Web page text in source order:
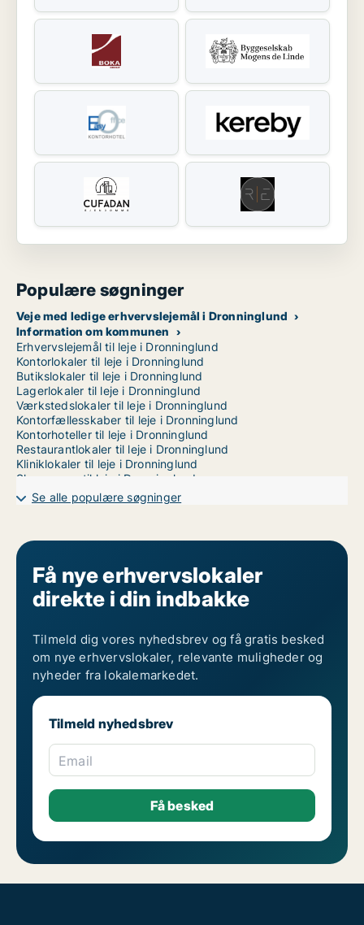
Populære søgninger
Veje med ledige erhvervslejemål i Dronninglund
Information om kommunen
Erhvervslejemål til leje i Dronninglund
Kontorlokaler til leje i Dronninglund
Butikslokaler til leje i Dronninglund
Lagerlokaler til leje i Dronninglund
Værkstedslokaler til leje i Dronninglund
Kontorfællesskaber til leje i Dronninglund
Kontorhoteller til leje i Dronninglund
Restaurantlokaler til leje i Dronninglund
Kliniklokaler til leje i Dronninglund
Showrooms til leje i Dronninglund
Erhvervsgrunde til leje i Dronninglund
Garager til leje i Dronninglund
Se alle populære søgninger
Få nye erhvervslokaler
direkte i din indbakke
Tilmeld dig vores nyhedsbrev og få gratis besked
om nye erhvervslokaler, relevante muligheder og
nyheder fra lokalemarkedet.
Tilmeld nyhedsbrev
Email